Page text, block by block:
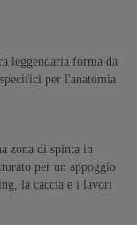
leggendaria forma da
per l'anatomia
zona di spinta in
per un appoggio
la caccia e i lavori